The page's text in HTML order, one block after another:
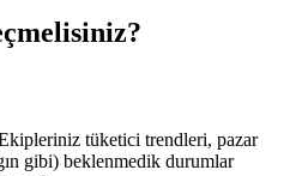
tüketici trendleri, pazar
gibi) beklenmedik durumlar